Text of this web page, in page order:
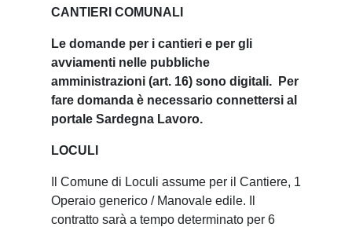
CANTIERI COMUNALI
Le domande per i cantieri e per gli
avviamenti nelle pubbliche
amministrazioni (art. 16) sono digitali. Per
fare domanda è necessario connettersi al
portale Sardegna Lavoro.
LOCULI
Il Comune di Loculi assume per il Cantiere, 1
Operaio generico / Manovale edile. Il
contratto sarà a tempo determinato per 6